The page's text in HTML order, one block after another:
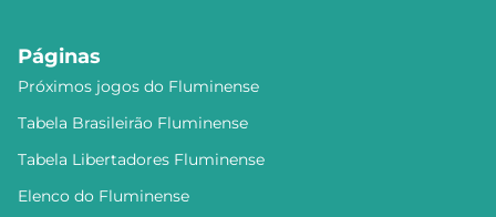
Páginas
Próximos jogos do Fluminense
Tabela Brasileirão Fluminense
Tabela Libertadores Fluminense
Elenco do Fluminense